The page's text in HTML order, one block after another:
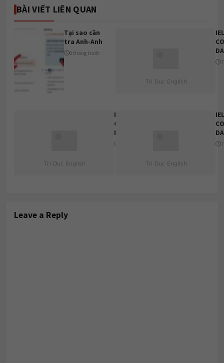
BÀI VIẾT LIÊN QUAN
Tại sao cần
tra Anh-Anh
6 tháng trước
IELTS
COLLECTION
DAY 5
Leave a Reply